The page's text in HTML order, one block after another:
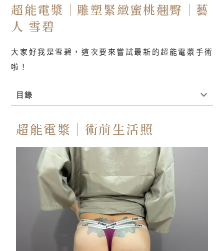
超能電漿｜雕塑緊緻蜜桃翹臀｜藝
人 雪碧
大家好我是雪碧，這次要來嘗試最新的超能電漿手術
啦！
目錄
超能電漿｜術前生活照